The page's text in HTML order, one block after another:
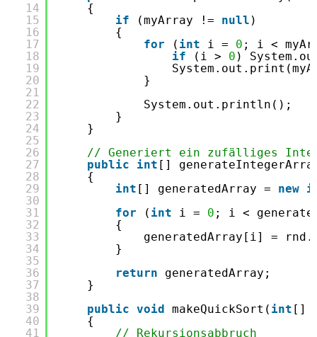
14
15
16
17
18
19
20
21
22
23
24
25
26
27
28
29
30
31
32
33
34
35
36
37
38
39
40
41
{
if
(myArray != null )
{
for
( int i = 0 ; i <
if
(i > 0 )
}
System.out.println();
}
}
// Generiert ein zufälliges
public
int []
{
int [] generatedArray = new
for
( int i = 0 ; i <
{
generatedArray[i] =
}
return
generatedArray;
}
public void makeQuickSort( int []
{
// Rekursionsabbruch